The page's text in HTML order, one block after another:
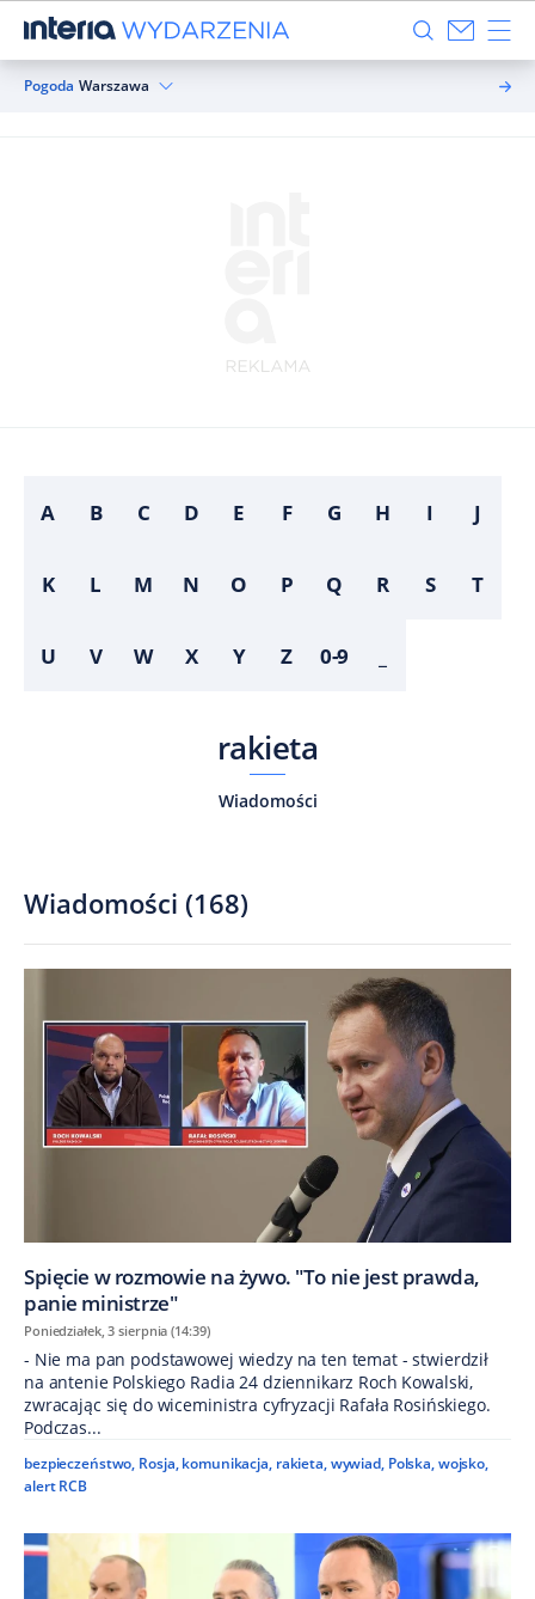
Pogoda Warszawa
A B C D E F G H I J
K L M N O P Q R S T
U V W X Y Z 0-9
rakieta
Wiadomości
Wiadomości (168)
Spięcie w rozmowie na żywo. "To nie jest prawda,
panie ministrze"
Poniedziałek, 3 sierpnia (14:39)
- Nie ma pan podstawowej wiedzy na ten temat - stwierdził
na antenie Polskiego Radia 24 dziennikarz Roch Kowalski,
zwracając się do wiceministra cyfryzacji Rafała Rosińskiego.
Podczas...
bezpieczeństwo, Rosja, komunikacja, rakieta,wywiad, Polska,wojsko,
alert RCB